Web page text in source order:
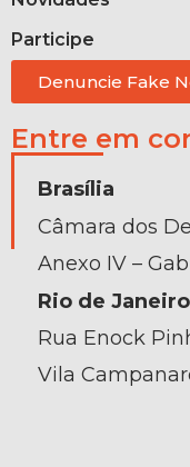
Participe
Denuncie Fake
Entre em
Brasília
Câmara dos
Anexo IV –
Rio de Janeiro
Rua Enock
Vila